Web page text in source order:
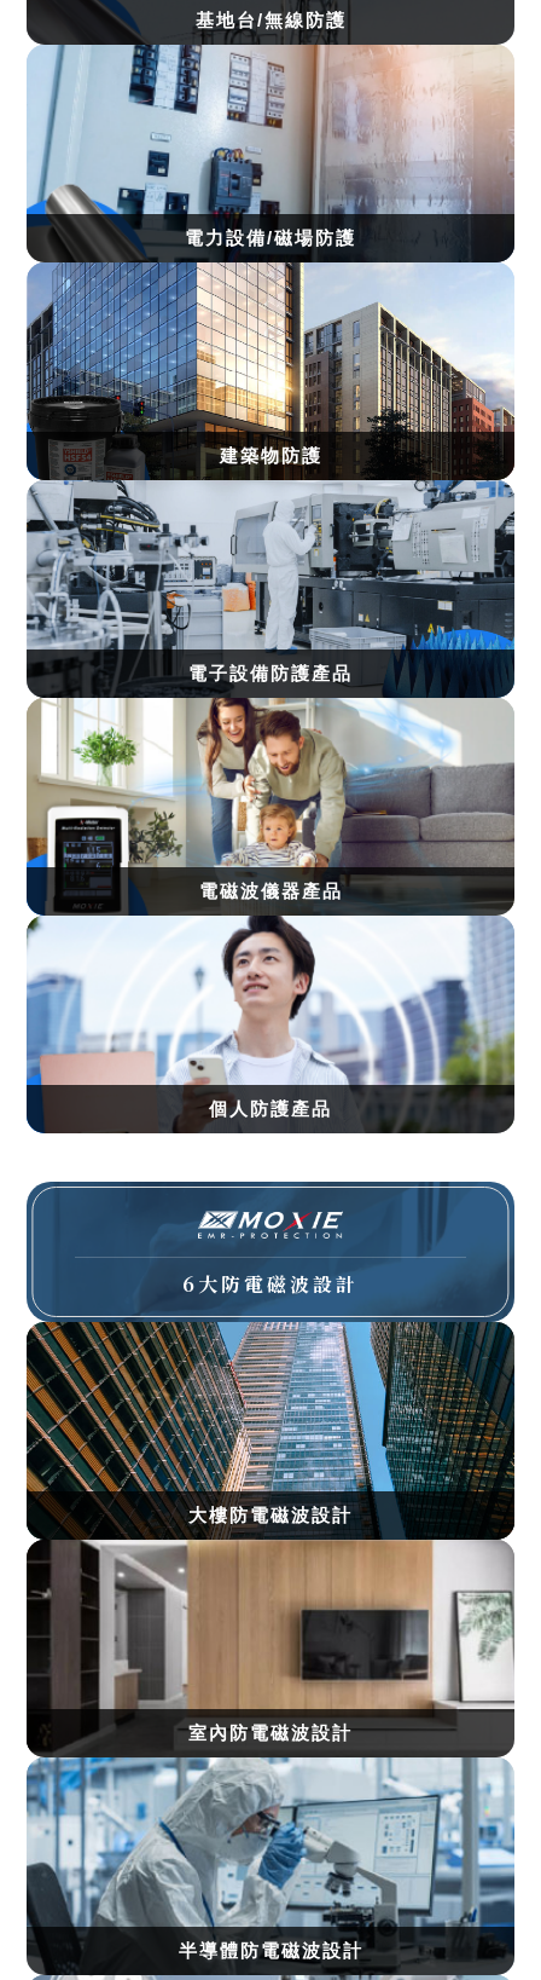
基地台/無線防護
電力設備/磁場防護
建築物防護
電子設備防護產品
電磁波儀器產品
個人防護產品
6大防電磁波設計
大樓防電磁波設計
室內防電磁波設計
半導體防電磁波設計